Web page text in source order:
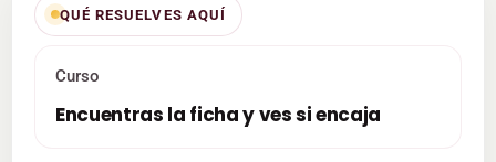
QUÉ RESUELVES AQUÍ
Curso
Encuentras la ficha y ves si encaja